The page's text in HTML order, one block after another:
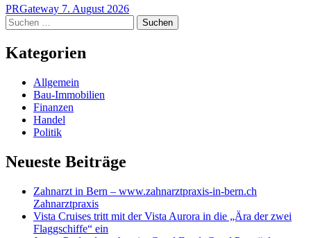
PRGateway 7. August 2026
Suchen
nach:
Kategorien
Allgemein
Bau-Immobilien
Finanzen
Handel
Politik
Neueste Beiträge
Zahnarzt in Bern – www.zahnarztpraxis-in-bern.ch
Zahnarztpraxis
Vista Cruises tritt mit der Vista Aurora in die „Ära der zwei
Flaggschiffe“ ein